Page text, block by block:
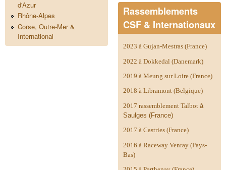
d'Azur
Rhône-Alpes
Corse, Outre-Mer &
International
Rassemblements
CSF & Internationaux
2023 à Gujan-Mestras (France)
2022 à Dokkedal (Danemark)
2019 à Meung sur Loire (France)
2018 à Libramont (Belgique)
2017 rassemblement Talbot à
Saulges (France)
2017 à Castries (France)
2016 à Raceway Venray (Pays-
Bas)